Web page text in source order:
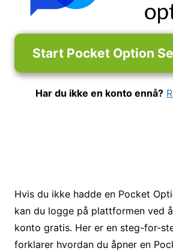
Start Pocket Option
Har du ikke en konto ennå?
Hvis du ikke hadde en Pocket
kan du logge på plattformen ved
konto gratis. Her er en steg-for-
forklarer hvordan du åpner en